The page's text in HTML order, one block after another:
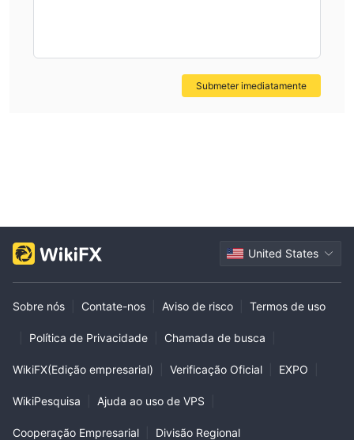
Submeter imediatamente
United States
Sobre nós Contate-nos Aviso de risco Termos de uso
Política de Privacidade Chamada de busca
WikiFX(Edição empresarial) Verificação Oficial EXPO
WikiPesquisa Ajuda ao uso de VPS
Cooperação Empresarial Divisão Regional